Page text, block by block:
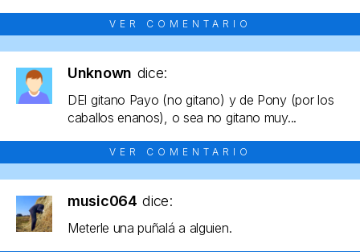
VER COMENTARIO
Unknown dice:
DEl gitano Payo (no gitano) y de Pony (por los
caballos enanos), o sea no gitano muy...
VER COMENTARIO
music064 dice:
Meterle una puñalá a alguien.